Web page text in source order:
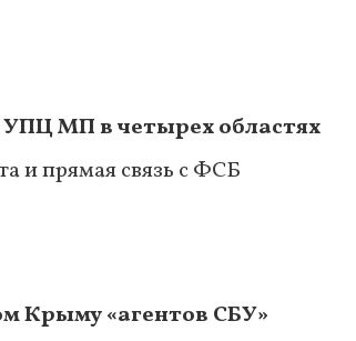
УПЦ МП в четырех областях
и прямая связь с ФСБ
Крыму «агентов СБУ»